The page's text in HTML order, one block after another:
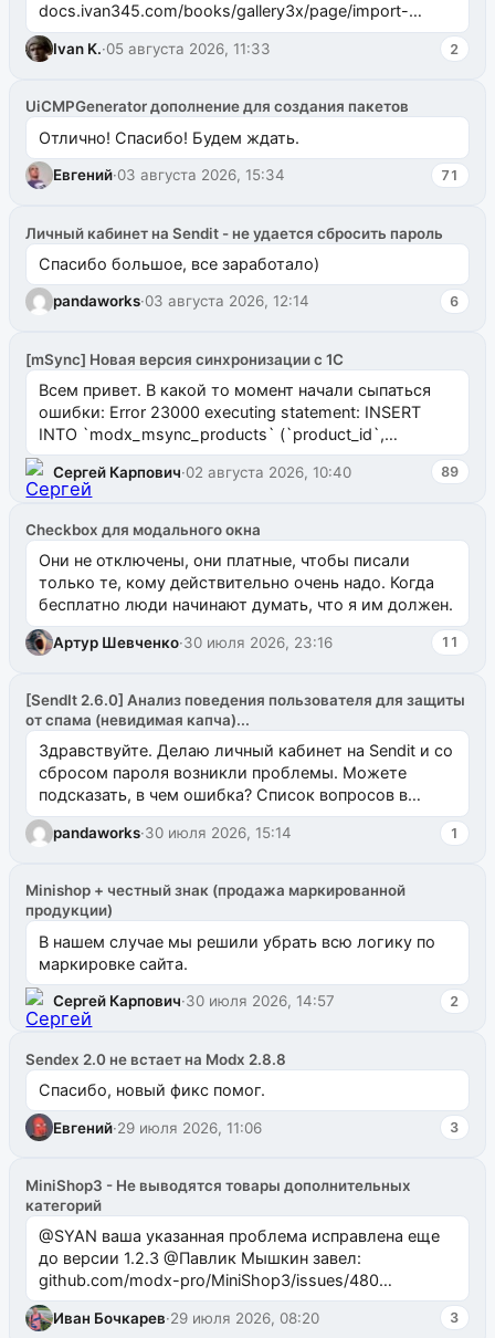
docs.ivan345.com/books/gallery3x/page/import-
ms2galleryphp
Ivan K.·05 августа 2026, 11:33 2
UiCMPGenerator дополнение для создания пакетов
Отлично! Спасибо! Будем ждать.
Евгений·03 августа 2026, 15:34 71
Личный кабинет на Sendit - не удается сбросить пароль
Спасибо большое, все заработало)
pandaworks·03 августа 2026, 12:14 6
[mSync] Новая версия синхронизации с 1С
Всем привет. В какой то момент начали сыпаться
ошибки: Error 23000 executing statement: INSERT
INTO `modx_msync_products` (`product_id`,
`uuid_1c`) VALUES ...
Сергей Карпович·02 августа 2026, 10:40 89
Checkbox для модального окна
Они не отключены, они платные, чтобы писали
только те, кому действительно очень надо. Когда
бесплатно люди начинают думать, что я им должен.
Артур Шевченко·30 июля 2026, 23:16 11
[SendIt 2.6.0] Анализ поведения пользователя для защиты
от спама (невидимая капча)...
Здравствуйте. Делаю личный кабинет на Sendit и со
сбросом пароля возникли проблемы. Можете
подсказать, в чем ошибка? Список вопросов в
одноименном разделе на modx.pro пока пуст, и,...
pandaworks·30 июля 2026, 15:14 1
Minishop + честный знак (продажа маркированной
продукции)
В нашем случае мы решили убрать всю логику по
маркировке сайта.
Сергей Карпович·30 июля 2026, 14:57 2
Sendex 2.0 не встает на Modx 2.8.8
Спасибо, новый фикс помог.
Евгений·29 июля 2026, 11:06 3
MiniShop3 - Не выводятся товары дополнительных
категорий
@SYAN ваша указанная проблема исправлена еще
до версии 1.2.3 @Павлик Мышкин завел:
github.com/modx-pro/MiniShop3/issues/480
github.com/modx-pro/MiniShop3/issues/481Исправим
в б...
Иван Бочкарев·29 июля 2026, 08:20 3